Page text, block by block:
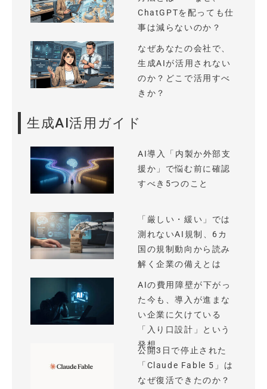
ChatGPTを配っても仕
事は減らないのか？
なぜあなたの会社で、
生成AIが活用されない
のか？どこで活用すべ
きか？
生成AI活用ガイド
AI導入「内製か外部支
援か」で悩む前に確認
すべき5つのこと
「厳しい・緩い」では
測れないAI規制、6カ
国の規制動向から読み
解く企業の備えとは
AIの費用障壁が下がっ
た今も、導入が進まな
い企業に欠けている
「入り口設計」という
発想
公開3日で停止された
「Claude Fable 5」は
なぜ復活できたのか？